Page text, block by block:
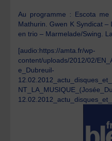
Au programme : Escota
Mathurin. Gwen K Syndicat
en trio – Marmelade/Swing.
[audio:https://amta.fr/wp-
content/uploads/2012/02/
e_Dubreuil-